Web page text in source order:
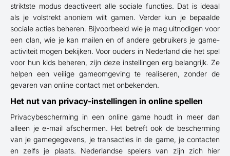
striktste modus deactiveert alle sociale functies. Dat is ideaal
als je volstrekt anoniem wilt gamen. Verder kun je bepaalde
sociale acties beheren. Bijvoorbeeld wie je mag uitnodigen voor
een clan, wie je kan mailen en of andere gebruikers je game-
activiteit mogen bekijken. Voor ouders in Nederland die het spel
voor hun kids beheren, zijn deze instellingen erg belangrijk. Ze
helpen een veilige gameomgeving te realiseren, zonder de
gevaren van online contact met onbekenden.
Het nut van privacy-instellingen in online spellen
Privacybescherming in een online game houdt in meer dan
alleen je e-mail afschermen. Het betreft ook de bescherming
van je gamegegevens, je transacties in de game, je contacten
en zelfs je plaats. Nederlandse spelers van zijn zich hier